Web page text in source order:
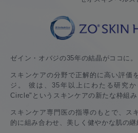
ゼイン・オバジの35年の結晶がココに。
スキンケアの分野で正解的に高い評価
ジ。 彼は、35年以上にわたる研究か
Circle"というスキンケアの新たな枠組み
スキンケア専門医の指導のもとで、ス
的に組み合わせ、美しく健やかな肌の継